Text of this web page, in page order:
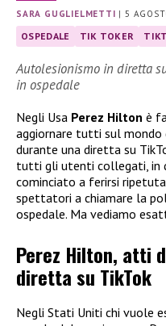
SARA GUGLIELMETTI |5
OSPEDALE TIK TOKER
Autolesionismo in diretta
in ospedale
Negli Usa Perez Hilton è
aggiornare tutti sul mondo
durante una diretta su
tutti gli utenti collegati, in
cominciato a ferirsi
spettatori a chiamare la
ospedale. Ma vediamo
Perez Hilton, atti
diretta su TikTok
Negli Stati Uniti chi vuole